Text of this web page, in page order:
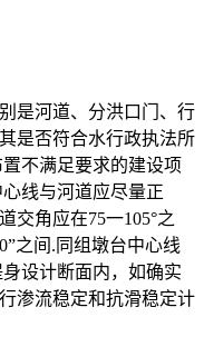
是河道、分洪口门、行
是否符合水行政执法所
不满足要求的建设项
线与河道应尽量正
交角应在75一105°之
之间.同组墩台中心线
设计断面内，如确实
渗流稳定和抗滑稳定计